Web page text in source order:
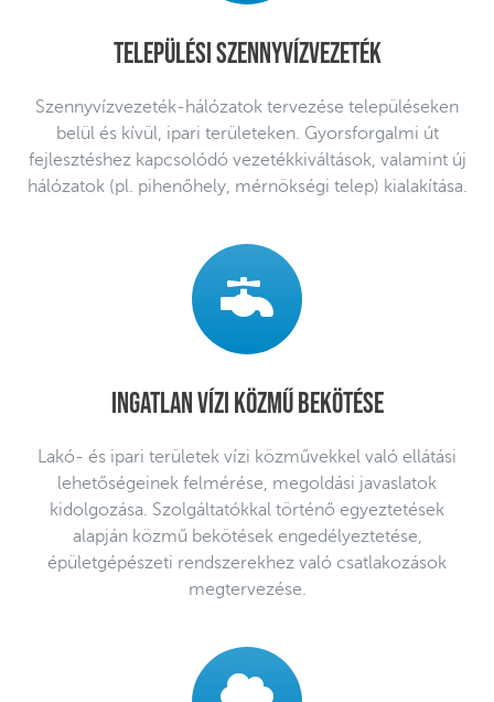
Települési szennyvízvezeték
Szennyvízvezeték-hálózatok tervezése településeken
belül és kívül, ipari területeken. Gyorsforgalmi út
fejlesztéshez kapcsolódó vezetékkiváltások, valamint új
hálózatok (pl. pihenőhely, mérnökségi telep) kialakítása.
Ingatlan vízi közmű bekötése
Lakó- és ipari területek vízi közművekkel való ellátási
lehetőségeinek felmérése, megoldási javaslatok
kidolgozása. Szolgáltatókkal történő egyeztetések
alapján közmű bekötések engedélyeztetése,
épületgépészeti rendszerekhez való csatlakozások
megtervezése.